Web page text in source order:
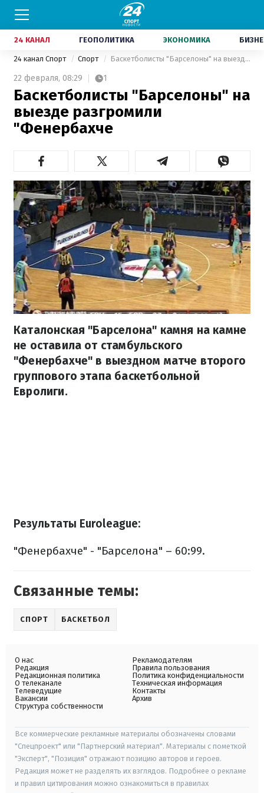
24 КАНАЛ ГЕОПОЛИТИКА ЭКОНОМИКА
24 канал Спорт Спорт Баскетболисты "Барселоны" на выезде разгромили "Фенербахче
22 февраля, 08:29 1
Баскетболисты "Барселоны" на
выезде разгромили
"Фенербахче
Каталонская "Барселона" камня на камне
не оставила от стамбульского
"Фенербахче" в выездном матче второго
группового этапа баскетбольной
Евролиги.
Результаты Euroleague:
"Фенербахче" - "Барселона" – 60:99.
Связанные темы:
СПОРТ БАСКЕТБОЛ
О нас
Редакция
Редакционная политика
О телеканале
Телеведущие
Вакансии
Структура собственности
Рекламодателям
Правила пользования
Политика конфиденциальности
Техническая информация
Контакты
Архив
Все коммерческие рекламные материалы обозначены словами
"Спецпроект" или "Партнерский материал". Материалы с пометкой
"Эксперт", "Позиция" отражают позицию авторов и героев.
Редакция может не разделять их взглядов. Подробнее о рекламе
и правил цитирования можно ознакомиться в правилах